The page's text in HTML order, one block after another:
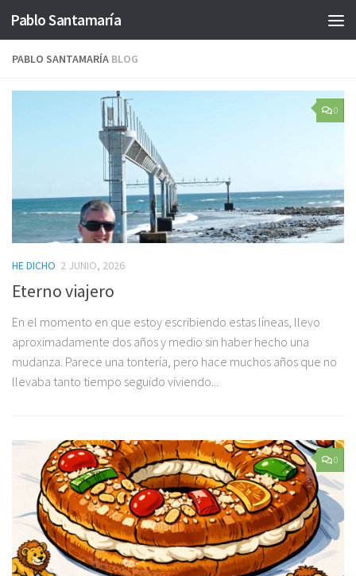
Saltar al contenido
Pablo Santamaría
PABLO SANTAMARÍA BLOG
0
HE DICHO 2 JUNIO, 2026
Eterno viajero
En el momento en que estoy escribiendo estas líneas, llevo
aproximadamente dos años y medio sin haber hecho una
mudanza. Parece una tontería, pero hace muchos años que no
llevaba tanto tiempo seguido viviendo...
0